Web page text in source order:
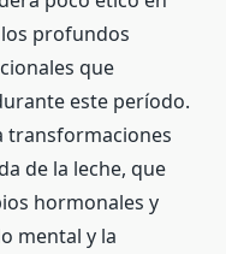
profundos
que
este período.
transformaciones
de la leche, que
hormonales y
mental y la